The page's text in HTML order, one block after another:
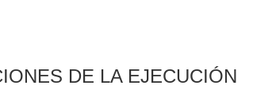
DE LA EJECUCIÓN